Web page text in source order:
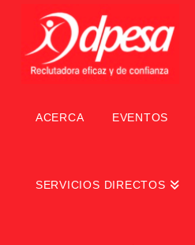
ACERCA EVENTOS
SERVICIOS DIRECTOS